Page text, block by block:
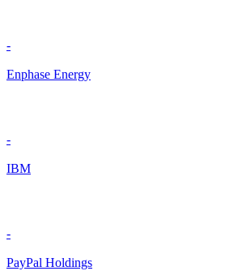
-
Enphase Energy
-
IBM
-
PayPal Holdings